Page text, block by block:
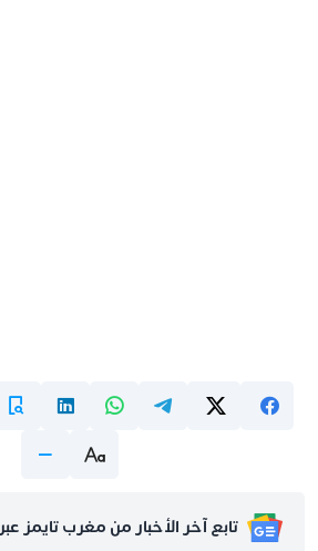
تابع آخر الأخبار من مغرب تايمز عبر Google News